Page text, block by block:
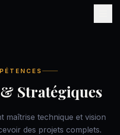
Stratégiques
maîtrise technique et vision
des projets complets.